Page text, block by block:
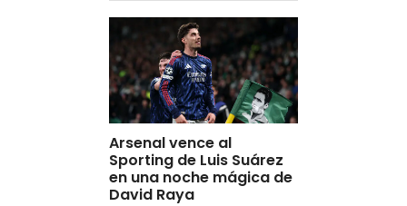
Arsenal vence al
Sporting de Luis Suárez
en una noche mágica de
David Raya